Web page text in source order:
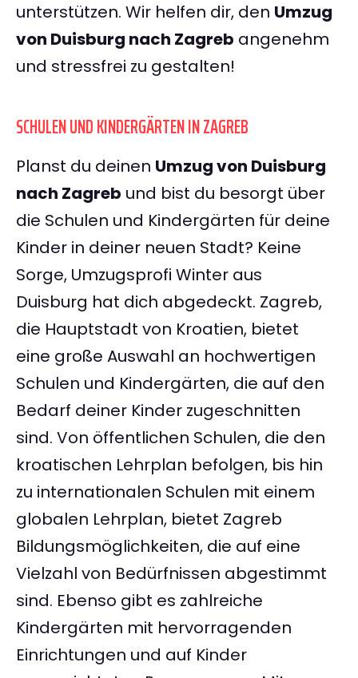
unterstützen. Wir helfen dir, den Umzug
von Duisburg nach Zagreb angenehm
und stressfrei zu gestalten!
SCHULEN UND KINDERGÄRTEN IN ZAGREB
Planst du deinen Umzug von Duisburg
nach Zagreb und bist du besorgt über
die Schulen und Kindergärten für deine
Kinder in deiner neuen Stadt? Keine
Sorge, Umzugsprofi Winter aus
Duisburg hat dich abgedeckt. Zagreb,
die Hauptstadt von Kroatien, bietet
eine große Auswahl an hochwertigen
Schulen und Kindergärten, die auf den
Bedarf deiner Kinder zugeschnitten
sind. Von öffentlichen Schulen, die den
kroatischen Lehrplan befolgen, bis hin
zu internationalen Schulen mit einem
globalen Lehrplan, bietet Zagreb
Bildungsmöglichkeiten, die auf eine
Vielzahl von Bedürfnissen abgestimmt
sind. Ebenso gibt es zahlreiche
Kindergärten mit hervorragenden
Einrichtungen und auf Kinder